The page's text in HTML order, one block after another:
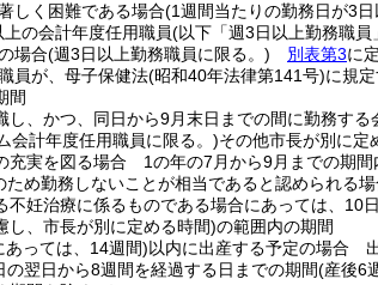
しく困難である場合(1週間当たりの勤務日が3
の会計年度任用職員(以下「週3日以上勤務職員
場合(週3日以上勤務職員に限る。) 別表第3に
員が、母子保健法(昭和40年法律第141号)に規
間
し、かつ、同日から9月末日までの間に勤務する
会計年度任用職員に限る。)その他市長が別に定
充実を図る場合 1の年の7月から9月までの期間
め勤務しないことが相当であると認められる場
不妊治療に係るものである場合にあっては、10
し、市長が別に定める時間)の範囲内の期間
っては、14週間)以内に出産する予定の場合
翌日から8週間を経過する日までの期間(産後6